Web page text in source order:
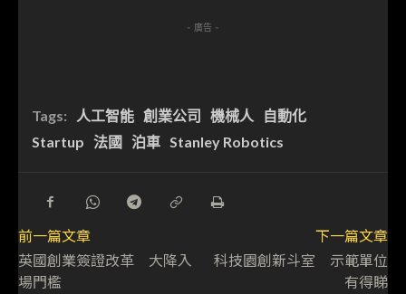
- 廣告 -
Tags: 人工智能 創業公司 機械人
自動化
Startup 法國 泊車 Stanley Robotics
前一篇文章
英國創業簽證改革 大降入
場門檻
下一篇文章
科技園創新斗室 示範單位
有得睇